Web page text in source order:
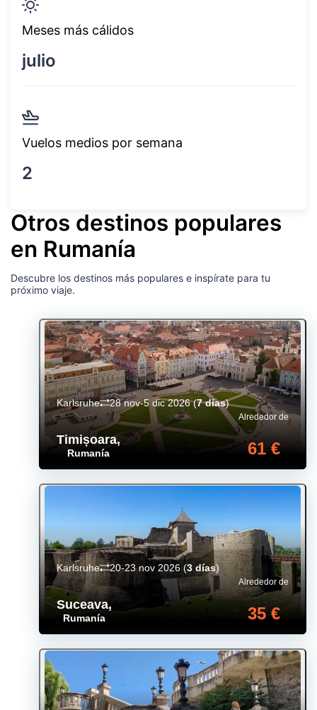
Meses más cálidos
julio
Vuelos medios por semana
2
Otros destinos populares
en Rumanía
Descubre los destinos más populares e inspírate para tu
próximo viaje.
Timișoara,
Rumanía
Alrededor de
61 €
Karlsruhe 28 nov-5 dic 2026(7 días)
Suceava,
Rumanía
Alrededor de
35 €
Karlsruhe 20-23 nov 2026 (3 días)